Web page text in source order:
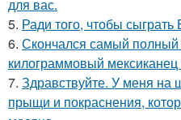
для вас.
5. Ради того, чтобы
6. Скончался самый полный
килограммовый
7. Здравствуйте. У меня на
прыщи и покраснения,